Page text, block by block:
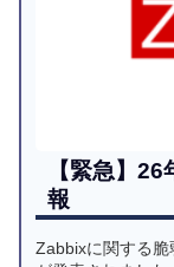
【緊急】
報
Zabbixに関する